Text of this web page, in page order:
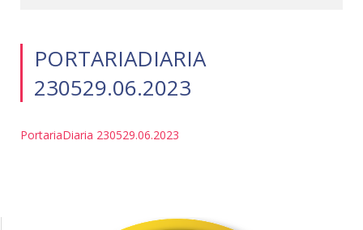
PORTARIADIARIA
230529.06.2023
PortariaDiaria 230529.06.2023